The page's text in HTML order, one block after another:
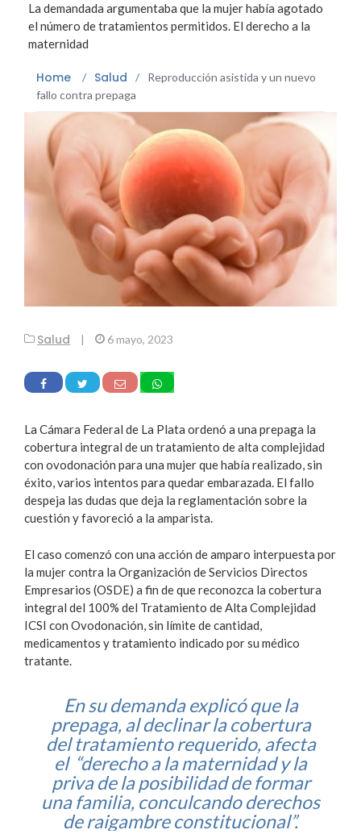
La demandada argumentaba que la mujer había agotado
el número de tratamientos permitidos. El derecho a la
maternidad
Home / Salud /
Reproducción asistida y un nuevo
fallo contra prepaga
Salud | 6 mayo, 2023
La Cámara Federal de La Plata ordenó a una prepaga la
cobertura integral de un tratamiento de alta complejidad
con ovodonación para una mujer que había realizado, sin
éxito, varios intentos para quedar embarazada. El fallo
despeja las dudas que deja la reglamentación sobre la
cuestión y favoreció a la amparista.
El caso comenzó con una acción de amparo interpuesta por
la mujer contra la Organización de Servicios Directos
Empresarios (OSDE) a fin de que reconozca la cobertura
integral del 100% del Tratamiento de Alta Complejidad
ICSI con Ovodonación, sin límite de cantidad,
medicamentos y tratamiento indicado por su médico
tratante.
En su demanda explicó que la
prepaga, al declinar la cobertura
del tratamiento requerido, afecta
el “derecho a la maternidad y la
priva de la posibilidad de formar
una familia, conculcando derechos
de raigambre constitucional”.